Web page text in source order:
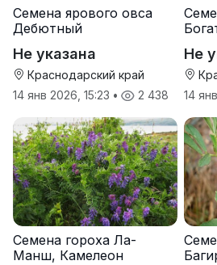
Семена ярового овса
Дебютный
Не указана
Краснодарский край
14 янв 2026, 15:23 • 2 438
Не
14
Семена гороха Ла-
Манш, Камелеон